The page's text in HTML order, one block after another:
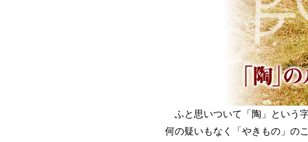
ふと思いついて「陶」という
何の疑いもなく「やきもの」の